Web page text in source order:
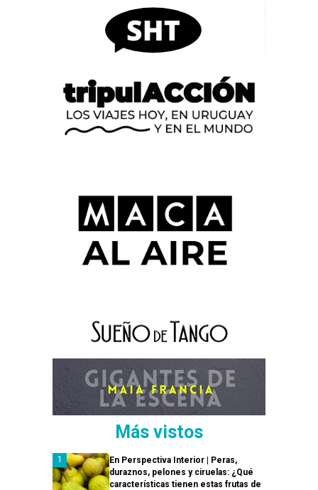
Más vistos
En Perspectiva Interior | Peras,
duraznos, pelones y ciruelas: ¿Qué
características tienen estas frutas de